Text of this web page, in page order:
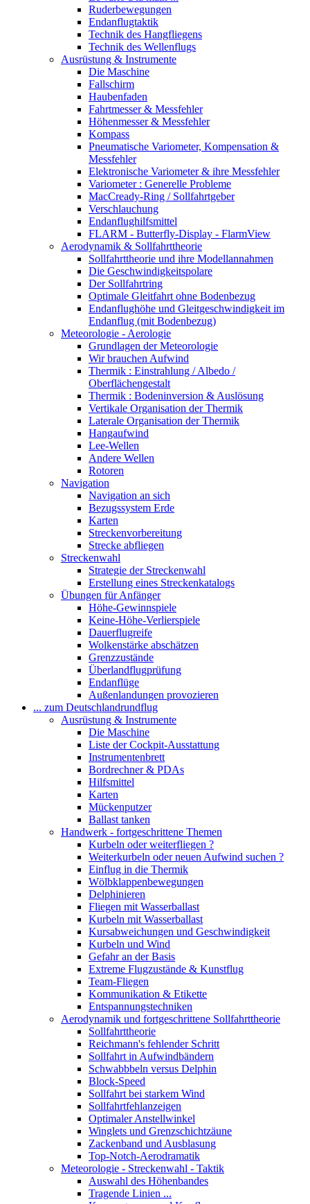
Ruderbewegungen
Endanflugtaktik
Technik des Hangfliegens
Technik des Wellenflugs
Ausrüstung & Instrumente
Die Maschine
Fallschirm
Haubenfaden
Fahrtmesser & Messfehler
Höhenmesser & Messfehler
Kompass
Pneumatische Variometer, Kompensation &
Messfehler
Elektronische Variometer & ihre Messfehler
Variometer : Generelle Probleme
MacCready-Ring / Sollfahrtgeber
Verschlauchung
Endanflughilfsmittel
FLARM - Butterfly-Display - FlarmView
Aerodynamik & Sollfahrttheorie
Sollfahrttheorie und ihre Modellannahmen
Die Geschwindigkeitspolare
Der Sollfahrtring
Optimale Gleitfahrt ohne Bodenbezug
Endanflughöhe und Gleitgeschwindigkeit im
Endanflug (mit Bodenbezug)
Meteorologie - Aerologie
Grundlagen der Meteorologie
Wir brauchen Aufwind
Thermik : Einstrahlung / Albedo /
Oberflächengestalt
Thermik : Bodeninversion & Auslösung
Vertikale Organisation der Thermik
Laterale Organisation der Thermik
Hangaufwind
Lee-Wellen
Andere Wellen
Rotoren
Navigation
Navigation an sich
Bezugssystem Erde
Karten
Streckenvorbereitung
Strecke abfliegen
Streckenwahl
Strategie der Streckenwahl
Erstellung eines Streckenkatalogs
Übungen für Anfänger
Höhe-Gewinnspiele
Keine-Höhe-Verlierspiele
Dauerflugreife
Wolkenstärke abschätzen
Grenzzustände
Überlandflugprüfung
Endanflüge
Außenlandungen provozieren
... zum Deutschlandrundflug
Ausrüstung & Instrumente
Die Maschine
Liste der Cockpit-Ausstattung
Instrumentenbrett
Bordrechner & PDAs
Hilfsmittel
Karten
Mückenputzer
Ballast tanken
Handwerk - fortgeschrittene Themen
Kurbeln oder weiterfliegen ?
Weiterkurbeln oder neuen Aufwind suchen ?
Einflug in die Thermik
Wölbklappenbewegungen
Delphinieren
Fliegen mit Wasserballast
Kurbeln mit Wasserballast
Kursabweichungen und Geschwindigkeit
Kurbeln und Wind
Gefahr an der Basis
Extreme Flugzustände & Kunstflug
Team-Fliegen
Kommunikation & Etikette
Entspannungstechniken
Aerodynamik und fortgeschrittene Sollfahrttheorie
Sollfahrttheorie
Reichmann's fehlender Schritt
Sollfahrt in Aufwindbändern
Schwabbbeln versus Delphin
Block-Speed
Sollfahrt bei starkem Wind
Sollfahrtfehlanzeigen
Optimaler Anstellwinkel
Winglets und Grenzschichtzäune
Zackenband und Ausblasung
Top-Notch-Aerodramatik
Meteorologie - Streckenwahl - Taktik
Auswahl des Höhenbandes
Tragende Linien ...